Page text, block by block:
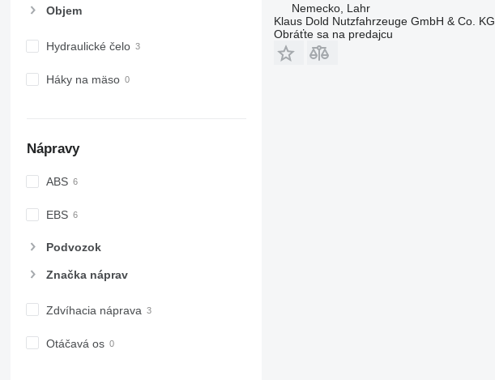
Objem
Hydraulické čelo
Háky na mäso
Nápravy
ABS
EBS
Podvozok
Značka náprav
Zdvíhacia náprava
Otáčavá os
Nemecko, Lahr
Klaus Dold Nutzfahrzeuge GmbH & Co. KG
Obráťte sa na predajcu